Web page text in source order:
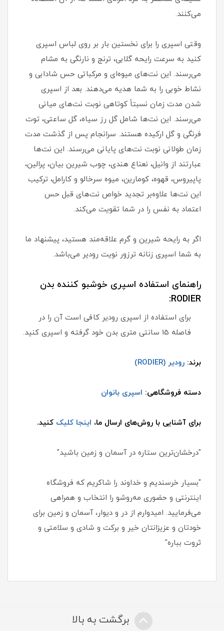
می‌کنند.
وقتی اسپری را برای نخستین بار بر روی لباس اسپری
کنید به سرعت رایحه گلابی، ترنج و نارنگی به مشام
می‌رسند. این نت‌های میوه‌ای و مرکباتی حس شادابی و
نشاط خوبی را به شما هدیه می‌دهند. بعد از اسپری
شدن مدت زمان نسبتاً کوتاهی نوبت نت‌های میانی
می‌رسند. این نت‌ها شامل گل رز سیاه، گل ساعتی، توت
فرنگی و گل ارکیده هستند. سرانجام پس از گذشت مدت
زمان طولانی نوبت نت‌های پایانی می‌رسند. این نت‌ها
عبارتند از وانیل، نعناع هندی، چوب شیرین بیان، پرالین،
پاپیروس، قهوه، کومارین، میوه سرخالو و کارامل، ترکیب
این نت‌ها علاوه‌بر تجدید خواص نت‌های قبل حس
اعتماد به نفس را در شما تقویت می‌کند.
اگر به رایحه شیرین و گرم علاقه‌مند هستید، پیشنهاد ما
به شما اسپری زنانه ترزور نویت رودیر می‌باشد.
راهنمای استفاده اسپری خوشبو کننده بدن
RODIER:
برای استفاده از اسپری رودیر کافی است آن را در
فاصله 15 سانتی متری بدن خود گرفته و اسپری کنید.
برند: رودیر (RODIER)
دسته فروشگاهی: اسپری بانوان
برای آشنایی با روش‌های ارسال ما، اینجا کلیک کنید.
"درخشان‌ترین ستاره در آسمان و زمین باشید"
"بسیار خرسندیم و خداوند را شاکریم که فروشگاه
اینترنتی و حضوری مه‌روشو را انتخاب و همراهی
می‌فرمایید. امیدوارم از در و دیوار، آسمان و زمین برای
خودتان و عزیزانتان خیر و برکت و شادی و سلامتی و
ثروت بباره"
برگشت به بالا